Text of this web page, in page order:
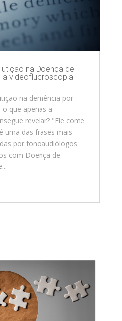
na Doença de
a videofluoroscopia
na demência por
o que apenas a
revelar? "Ele come
uma das frases mais
por fonoaudiólogos
com Doença de